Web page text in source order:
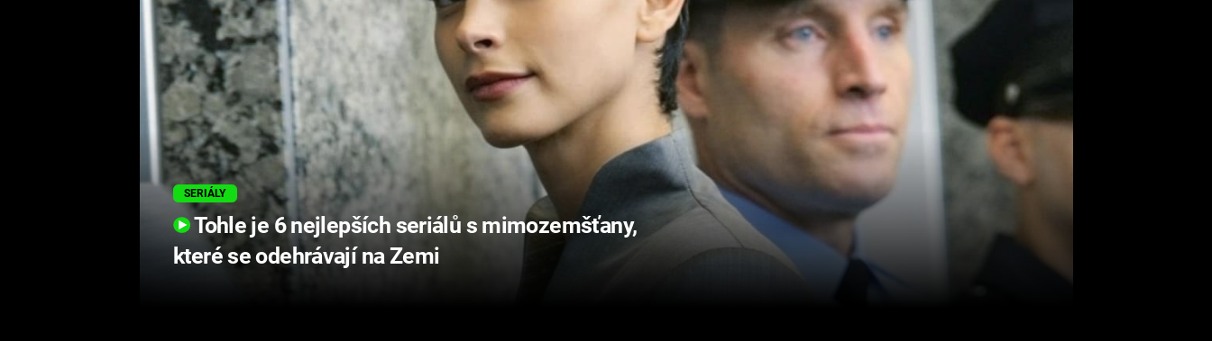
SERIÁLY
Tohle je 6 nejlepších seriálů s mimozemšťany,
které se odehrávají na Zemi